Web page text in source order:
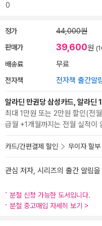
0
정가 44,000원
판매가 39,600원
배송료 무료
전자책 전자책 출간알
알라딘 만권당 삼성카드, 알라딘
최대 1만원 또는 2만원 할인(전
급월 +1개월까지는 전월 실적이
카드/간편결제 할인 무이자 할부
관심 저자, 시리즈의 출간 알림
분철 신청 가능한 도서입니다.
분철 중고매입 자세히 보기 >